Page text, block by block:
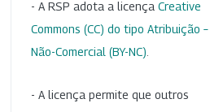
- A RSP adota a licença Creative
Commons (CC) do tipo Atribuição –
Não-Comercial (BY-NC)
- A licença permite que outros